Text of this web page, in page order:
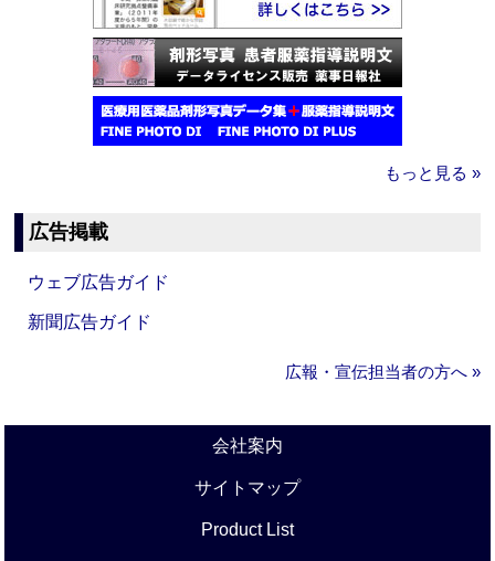
もっと見る »
広告掲載
ウェブ広告ガイド
新聞広告ガイド
広報・宣伝担当者の方へ »
会社案内
サイトマップ
Product List